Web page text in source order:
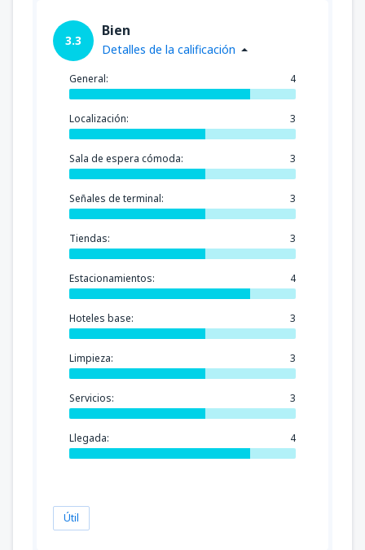
3.3
Bien
Detalles de la calificación
General: 4
Localización: 3
Sala de espera cómoda: 3
Señales de terminal: 3
Tiendas: 3
Estacionamientos: 4
Hoteles base: 3
Limpieza: 3
Servicios: 3
Llegada: 4
Útil